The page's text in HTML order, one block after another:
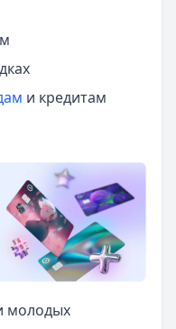
и кредитам
молодых